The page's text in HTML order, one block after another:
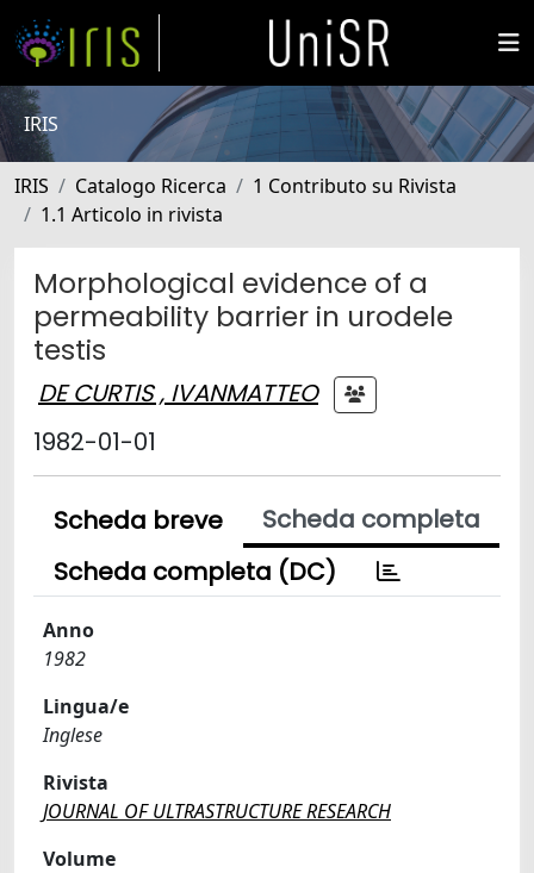
IRIS
IRIS Catalogo Ricerca
1 Contributo su Rivista
1.1 Articolo in rivista
Morphological evidence of a
permeability barrier in urodele
testis
DE CURTIS , IVANMATTEO
1982-01-01
Scheda breve
Scheda completa
Scheda completa (DC)
Anno
1982
Lingua/e
Inglese
Rivista
JOURNAL OF ULTRASTRUCTURE RESEARCH
Volume